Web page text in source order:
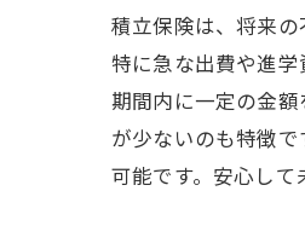
積立保険は、将来
特に急な出費や進
期間内に一定の金
が少ないのも特徴
可能です。安心し